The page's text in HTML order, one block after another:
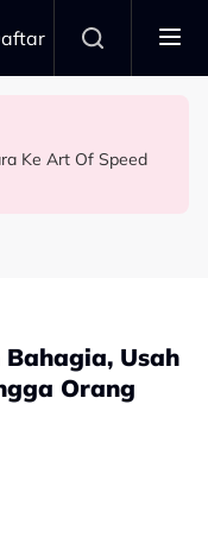
Tak Adil Sebab…
Ke Art Of Speed
Jadi Aina Abdul,
Saksikan Kudrat
Bahagia, Usah
Orang